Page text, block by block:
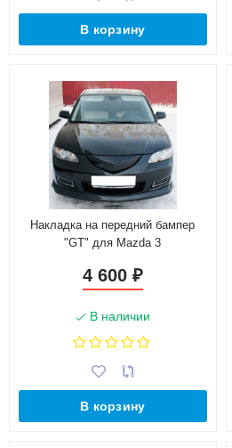
В корзину
Накладка на передний бампер
"GT" для Mazda 3
4 600 ₽
В наличии
В корзину